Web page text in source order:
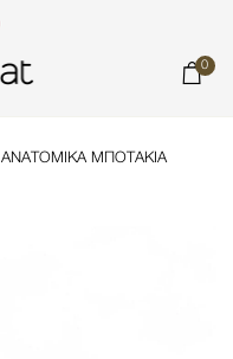
0
ΑΝΑΤΟΜΙΚΆ ΜΠΟΤΆΚΙΑ